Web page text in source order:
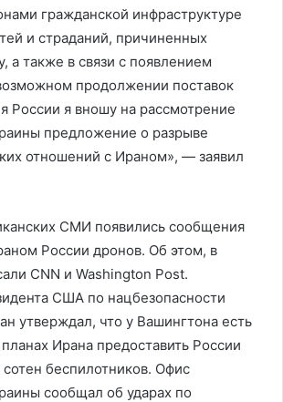
гражданской инфраструктуре
и страданий, причиненных
а также в связи с появлением
продолжении поставок
России я вношу на рассмотрение
предложение о разрыве
отношений с Ираном», — заявил
СМИ появились сообщения
России дронов. Об этом, в
CNN и Washington Post.
США по нацбезопасности
утверждал, что у Вашингтона есть
Ирана предоставить России
беспилотников. Офис
сообщал об ударах по